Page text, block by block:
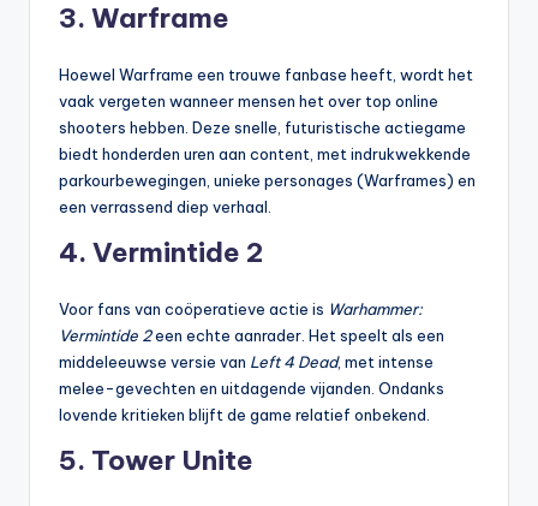
3. Warframe
Hoewel Warframe een trouwe fanbase heeft, wordt het
vaak vergeten wanneer mensen het over top online
shooters hebben. Deze snelle, futuristische actiegame
biedt honderden uren aan content, met indrukwekkende
parkourbewegingen, unieke personages (Warframes) en
een verrassend diep verhaal.
4. Vermintide 2
Voor fans van coöperatieve actie is Warhammer:
Vermintide 2een echte aanrader. Het speelt als een
middeleeuwse versie van Left 4 Dead, met intense
melee-gevechten en uitdagende vijanden. Ondanks
lovende kritieken blijft de game relatief onbekend.
5. Tower Unite